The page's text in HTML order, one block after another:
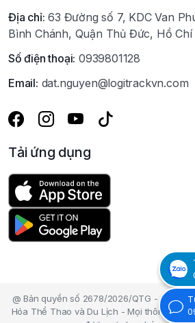
Địa chỉ: 63 Đường số 7, KDC Van
Bình Chánh, Quận Thủ Đức, Hồ Chí
Số điện thoại: 0939801128
Email: dat.nguyen@logitrackvn.com
Tải ứng dụng
@ Bản quyền số 2678/2026/QTG - Cục
Hóa Thể Thao và Du Lịch - Mọi thông tin